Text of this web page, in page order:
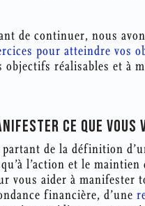
de continuer, nous
pour atteindre vos
objectifs réalisables et à
CE QUE VOUS
partant de la définition
l’action et le
vous aider à manifester
financière, d’une